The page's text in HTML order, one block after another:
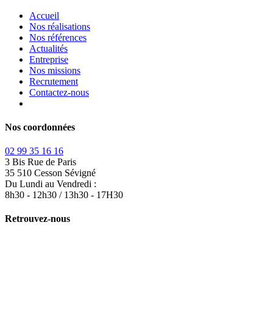
Accueil
Nos réalisations
Nos références
Actualités
Entreprise
Nos missions
Recrutement
Contactez-nous
Nos coordonnées
02 99 35 16 16
3 Bis Rue de Paris
35 510 Cesson Sévigné
Du Lundi au Vendredi :
8h30 - 12h30 / 13h30 - 17H30
Retrouvez-nous